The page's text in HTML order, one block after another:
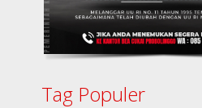
Tag Populer